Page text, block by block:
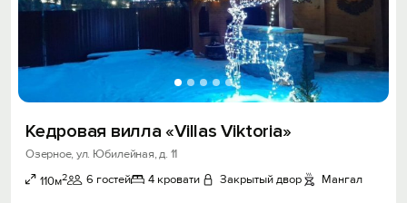
Кедровая вилла «Villas Viktoria»
Озерное, ул. Юбилейная, д. 11
110м2 6 гостей 4 кровати Закрытый двор Мангал